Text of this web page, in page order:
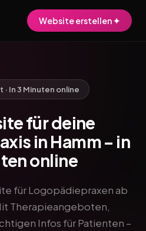
Website erstellen ✦
· In 3 Minuten online
für deine
in Hamm – in
online
für Logopädiepraxen ab
Therapieangeboten,
Infos für Patienten –